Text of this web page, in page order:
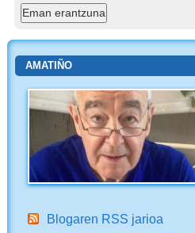
AMATIÑO
Blogaren RSS jarioa